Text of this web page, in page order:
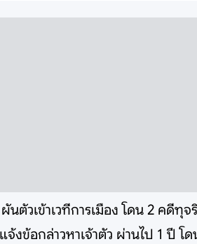
นตัวเข้าเวทีการเมือง โดน 2 ค
งข้อกล่าวหาเจ้าตัว ผ่านไป 1 ปี